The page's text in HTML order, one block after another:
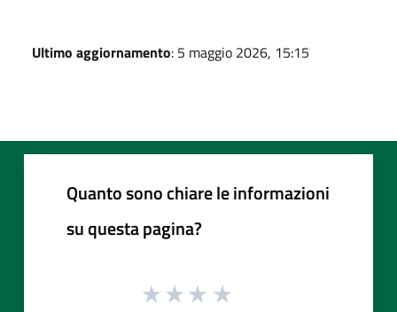
Ultimo aggiornamento: 5 maggio 2026, 15:15
Quanto sono chiare le informazioni
su questa pagina?